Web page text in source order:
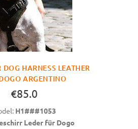
DOG HARNESS LEATHER
ARGENTINO
€85.0
H1###1053
Leder für Dogo